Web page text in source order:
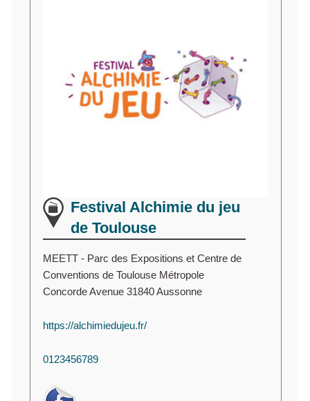
Festival Alchimie du jeu
de Toulouse
MEETT - Parc des Expositions et Centre de
Conventions de Toulouse Métropole
Concorde Avenue 31840 Aussonne
https://alchimiedujeu.fr/
0123456789